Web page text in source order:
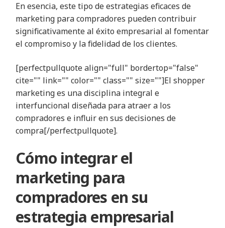
En esencia, este tipo de estrategias eficaces de
marketing para compradores pueden contribuir
significativamente al éxito empresarial al fomentar
el compromiso y la fidelidad de los clientes.
[perfectpullquote align="full" bordertop="false"
cite="" link="" color="" class="" size=""]El shopper
marketing es una disciplina integral e
interfuncional diseñada para atraer a los
compradores e influir en sus decisiones de
compra[/perfectpullquote].
Cómo integrar el
marketing para
compradores en su
estrategia empresarial